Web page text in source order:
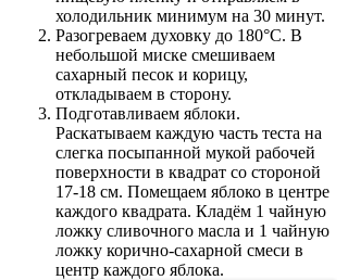
холодильник минимум на 30 минут.
Разогреваем духовку до 180°C. В
небольшой миске смешиваем
сахарный песок и корицу,
откладываем в сторону.
Подготавливаем яблоки.
Раскатываем каждую часть теста на
слегка посыпанной мукой рабочей
поверхности в квадрат со стороной
17-18 см. Помещаем яблоко в центре
каждого квадрата. Кладём 1 чайную
ложку сливочного масла и 1 чайную
ложку корично-сахарной смеси в
центр каждого яблока.